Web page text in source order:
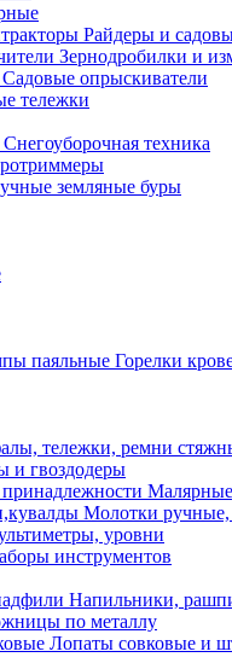
Райдеры и
Зернодробилки и
Садовые опрыскиватели
тележки
Снегоуборочная техника
земляные буры
Горелки
и гвоздодеры
Молотки
уровни
инструментов
Напильники,
по металлу
Лопаты совковые и